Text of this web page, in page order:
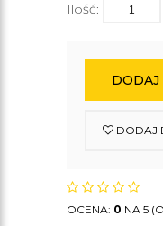
Ilość:
DODAJ
DODAJ
OCENA: 0 NA 5